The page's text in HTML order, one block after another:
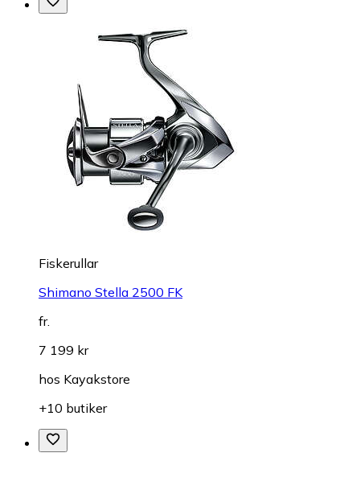
Fiskerullar
Shimano Stella 2500 FK
fr.
7 199 kr
hos Kayakstore
+10 butiker